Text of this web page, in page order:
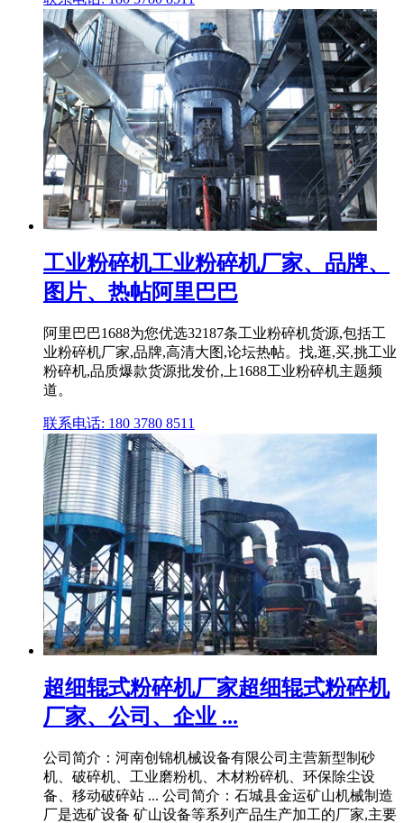
工业粉碎机工业粉碎机厂家、品牌、
图片、热帖阿里巴巴
阿里巴巴1688为您优选32187条工业粉碎机货源,包括工
业粉碎机厂家,品牌,高清大图,论坛热帖。找,逛,买,挑工业
粉碎机,品质爆款货源批发价,上1688工业粉碎机主题频
道。
联系电话: 180 3780 8511
超细辊式粉碎机厂家超细辊式粉碎机
厂家、公司、企业 ...
公司简介：河南创锦机械设备有限公司主营新型制砂
机、破碎机、工业磨粉机、木材粉碎机、环保除尘设
备、移动破碎站 ... 公司简介：石城县金运矿山机械制造
厂是选矿设备 矿山设备等系列产品生产加工的厂家,主要